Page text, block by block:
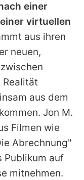
einer
virtuellen
aus ihren
neuen,
Realität
aus dem
Jon M.
Filmen wie
Abrechnung"
Publikum auf
mitnehmen.